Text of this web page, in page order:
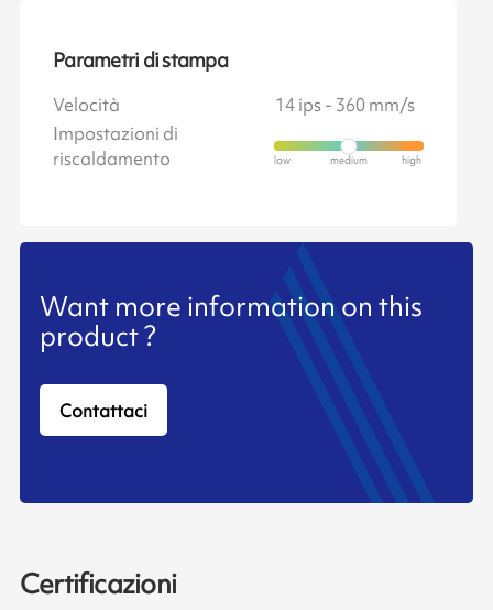
Parametri di stampa
Velocità
14 ips - 360 mm/s
Impostazioni di
riscaldamento
Want more information on this
product ?
Contattaci
Certificazioni